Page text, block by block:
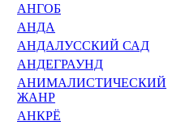
АНГОБ
АНДА
АНДАЛУССКИЙ САД
АНДЕГРАУНД
АНИМАЛИСТИЧЕСКИЙ
ЖАНР
АНКРЁ